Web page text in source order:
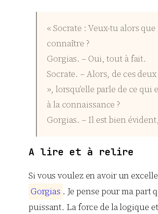
« Socrate : Veux-tu alors
connaître ?
Gorgias. – Oui, tout à fait.
Socrate. – Alors, de ces
», lorsqu’elle parle de ce
à la connaissance ?
Gorgias. – Il est bien
A lire et à relire
Si vous voulez en avoir un
Gorgias . Je pense pour ma part
puissant. La force de la logique